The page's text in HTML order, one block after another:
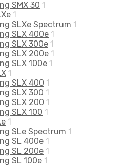
SMX 30 1
1
SLXe Spectrum 1
SLX 400e 1
SLX 300e 1
SLX 200e 1
SLX 100e 1
1
SLX 400 1
SLX 300 1
SLX 200 1
SLX 100 1
1
SLe Spectrum 1
SL 400e 1
SL 200e 1
SL 100e 1